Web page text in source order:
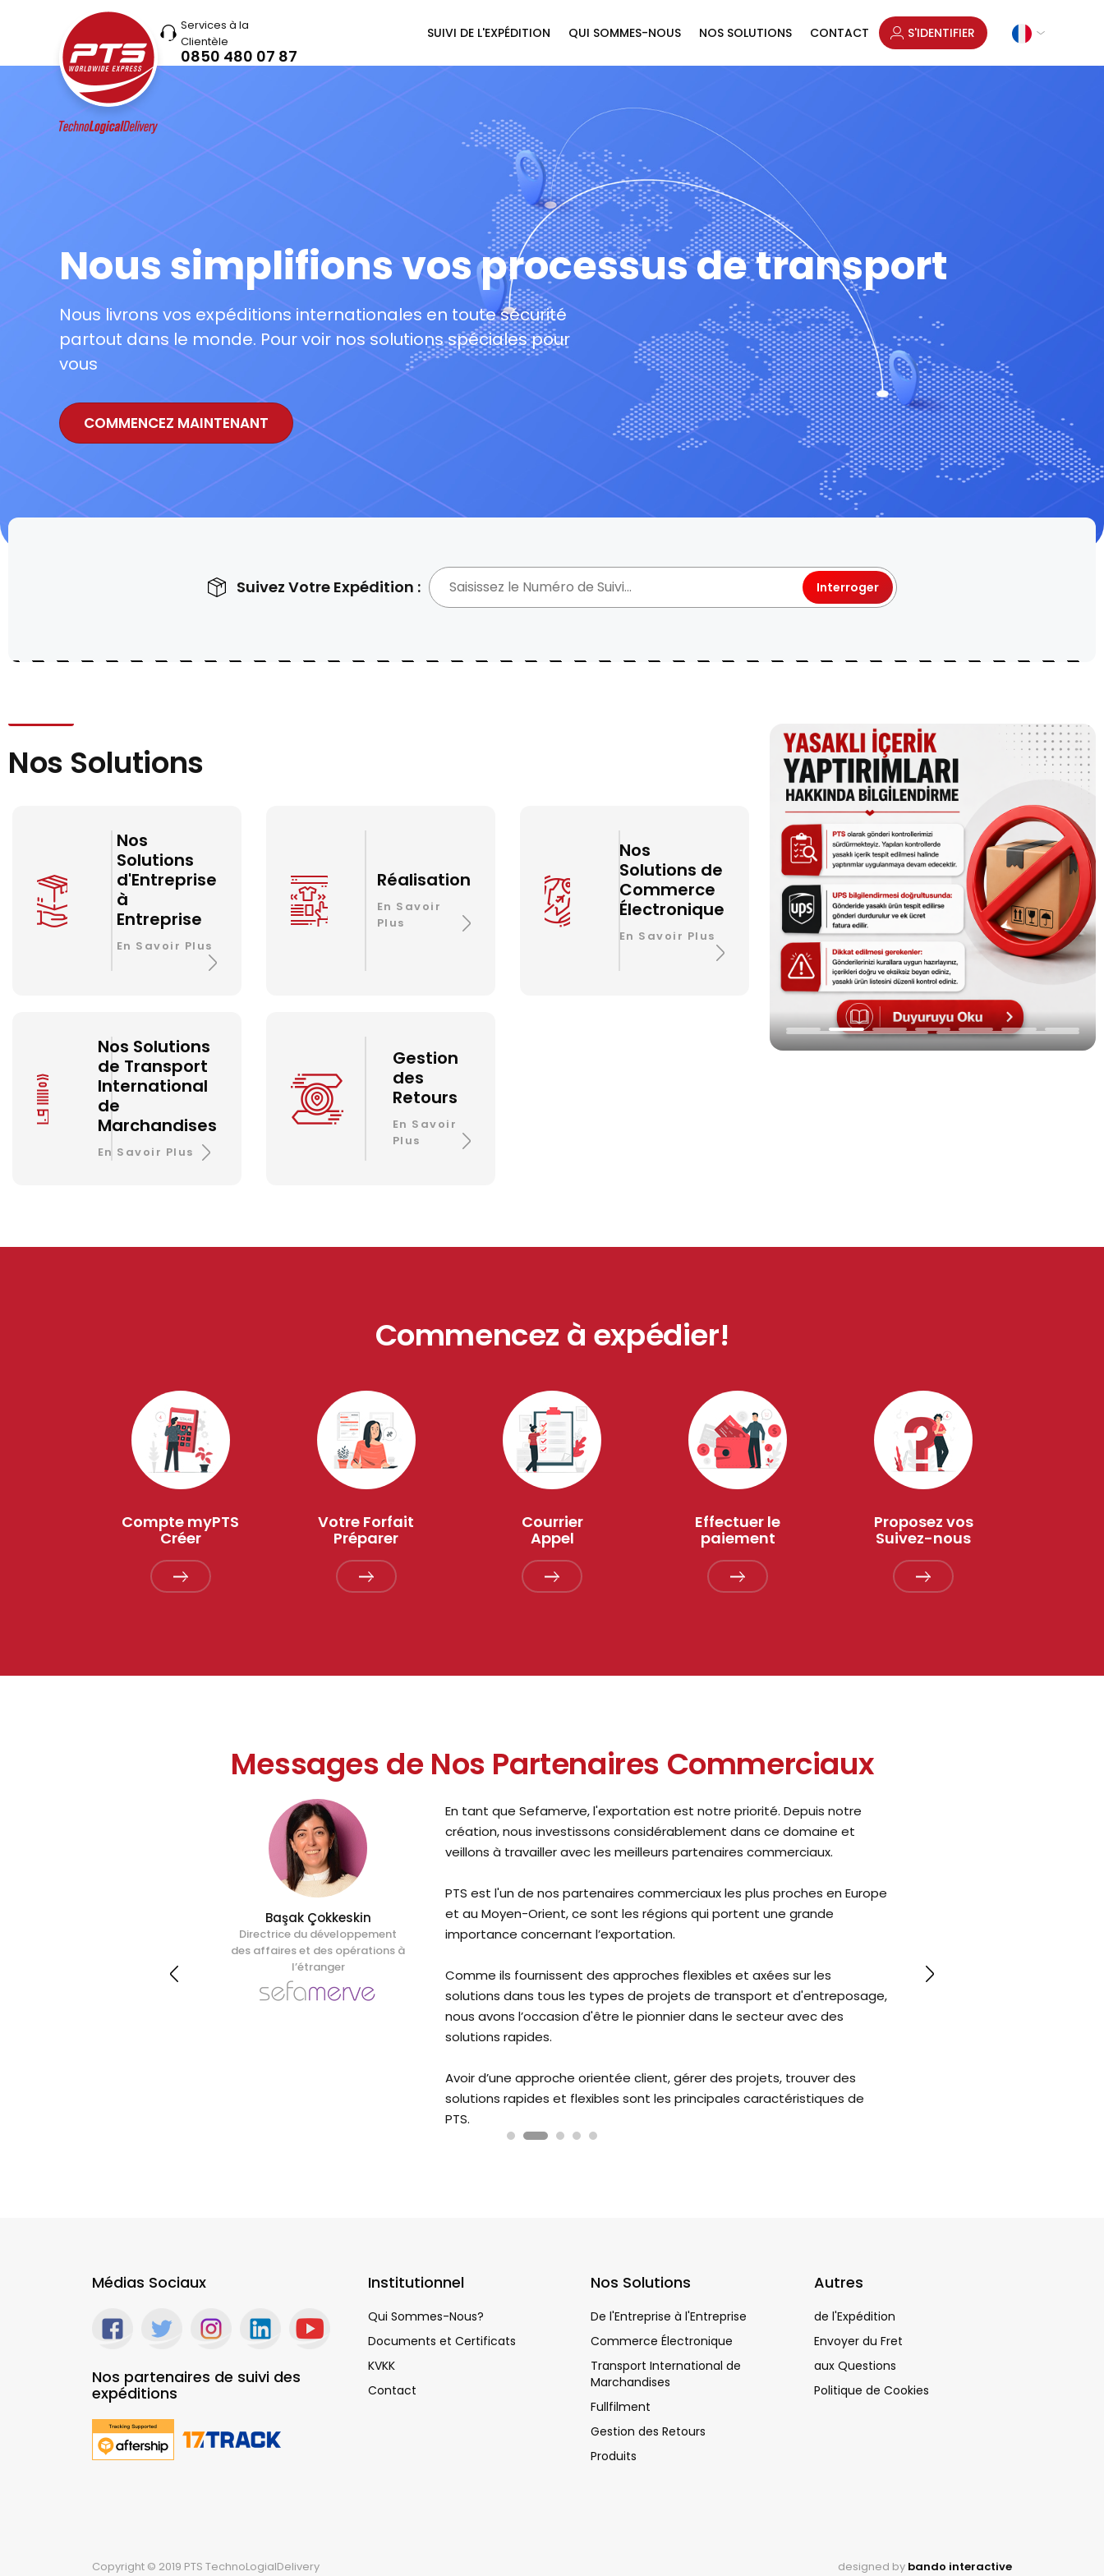
S'IDENTIFIER
Services à la
Clientèle
0850 480 07 87
SUIVI DE L'EXPÉDITION QUI SOMMES-NOUS NOS SOLUTIONS CONTACT
Nous simplifions vos processus de transport
Nous livrons vos expéditions internationales en toute sécurité
partout dans le monde. Pour voir nos solutions spéciales pour
vous
COMMENCEZ MAINTENANT
Suivez Votre Expédition : Interroger
Nos Solutions
Nos
Solutions
d'Entreprise
à
Entreprise
En Savoir Plus
Réalisation
En Savoir
Plus
Nos
Solutions de
Commerce
Électronique
En Savoir Plus
Nos Solutions
de Transport
International
de
Marchandises
En Savoir Plus
Gestion
des
Retours
En Savoir
Plus
Commencez à expédier!
Compte myPTS
Créer
Votre Forfait
Préparer
Courrier
Appel
Effectuer le
paiement
Proposez vos
Suivez-nous
Messages de Nos Partenaires Commerciaux
apprécions l’expertise, la
Başak Çokkeskin
Directrice du développement
des affaires et des opérations à
l’étranger
En tant que Sefamerve, l'exportation est notre priorité. Depuis notre
création, nous investissons considérablement dans ce domaine et
veillons à travailler avec les meilleurs partenaires commerciaux.
PTS est l'un de nos partenaires commerciaux les plus proches en Europe
et au Moyen-Orient, ce sont les régions qui portent une grande
importance concernant l’exportation.
Comme ils fournissent des approches flexibles et axées sur les
solutions dans tous les types de projets de transport et d'entreposage,
nous avons l’occasion d'être le pionnier dans le secteur avec des
solutions rapides.
Avoir d’une approche orientée client, gérer des projets, trouver des
solutions rapides et flexibles sont les principales caractéristiques de
PTS.
Médias Sociaux
Nos partenaires de suivi des
expéditions
Institutionnel
Qui Sommes-Nous?
Documents et Certificats
KVKK
Contact
Nos Solutions
De l'Entreprise à l'Entreprise
Commerce Électronique
Transport International de
Marchandises
Fullfilment
Gestion des Retours
Produits
Autres
de l'Expédition
Envoyer du Fret
aux Questions
Politique de Cookies
Copyright © 2019 PTS TechnoLogialDelivery designed by bando interactive